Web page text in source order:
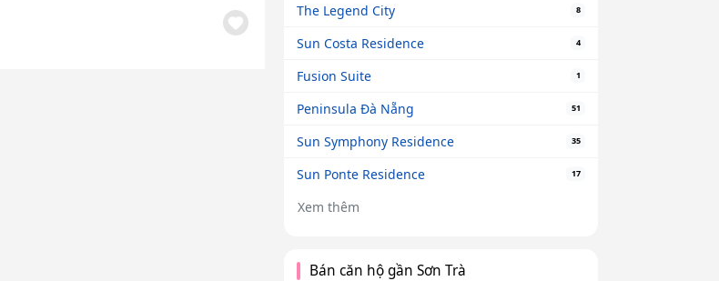
The Legend City 8
Sun Costa Residence 4
Fusion Suite 1
Peninsula Đà Nẵng 51
Sun Symphony Residence 35
Sun Ponte Residence 17
Xem thêm
Bán căn hộ gần Sơn Trà